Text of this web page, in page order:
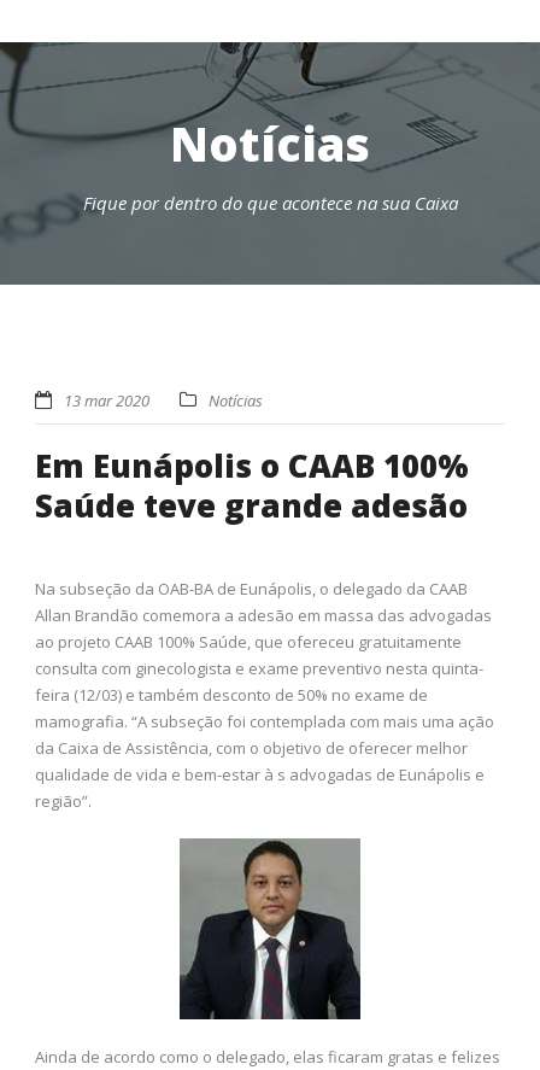
Notícias
Fique por dentro do que acontece na sua Caixa
13 mar 2020 Notícias
Em Eunápolis o CAAB 100%
Saúde teve grande adesão
Na subseção da OAB-BA de Eunápolis, o delegado da CAAB
Allan Brandão comemora a adesão em massa das advogadas
ao projeto CAAB 100% Saúde, que ofereceu gratuitamente
consulta com ginecologista e exame preventivo nesta quinta-
feira (12/03) e também desconto de 50% no exame de
mamografia. “A subseção foi contemplada com mais uma ação
da Caixa de Assistência, com o objetivo de oferecer melhor
qualidade de vida e bem-estar à s advogadas de Eunápolis e
região”.
Ainda de acordo como o delegado, elas ficaram gratas e felizes